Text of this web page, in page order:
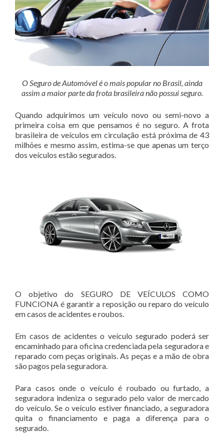
O Seguro de Automóvel é o mais popular no Brasil, ainda
assim a maior parte da frota brasileira não possui seguro.
Quando adquirimos um veículo novo ou semi-novo a
primeira coisa em que pensamos é no seguro. A frota
brasileira de veículos em circulação está próxima de 43
milhões e mesmo assim, estima-se que apenas um terço
dos veículos estão segurados.
O objetivo do SEGURO DE VEÍCULOS COMO
FUNCIONA é garantir a reposição ou reparo do veículo
em casos de acidentes e roubos.
Em casos de acidentes o veículo segurado poderá ser
encaminhado para oficina credenciada pela seguradora e
reparado com peças originais. As peças e a mão de obra
são pagos pela seguradora.
Para casos onde o veículo é roubado ou furtado, a
seguradora indeniza o segurado pelo valor de mercado
do veículo. Se o veículo estiver financiado, a seguradora
quita o financiamento e paga a diferença para o
segurado.